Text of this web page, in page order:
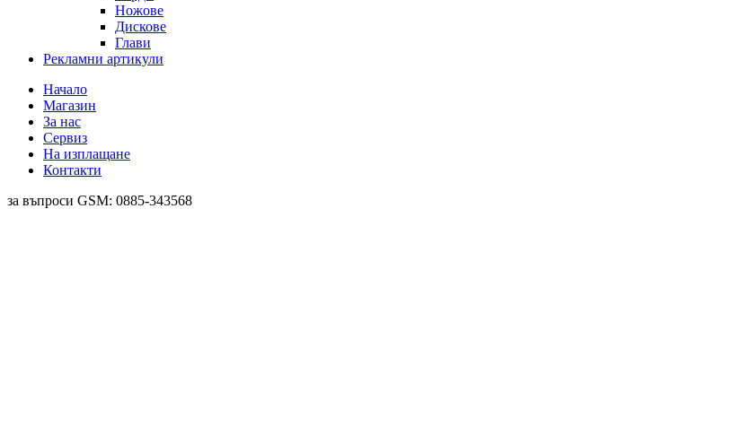
Ножове
Дискове
Глави
Рекламни артикули
Начало
Магазин
За нас
Сервиз
На изплащане
Контакти
за въпроси GSM: 0885-343568